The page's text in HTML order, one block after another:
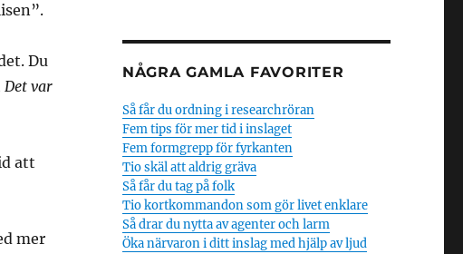
Du
Det var
att
mer
NÅGRA GAMLA FAVORITER
Så får du ordning i researchröran
Fem tips för mer tid i inslaget
Fem formgrepp för fyrkanten
Tio skäl att aldrig gräva
Så får du tag på folk
Tio kortkommandon som gör livet enklare
Så drar du nytta av agenter och larm
Öka närvaron i ditt inslag med hjälp av ljud